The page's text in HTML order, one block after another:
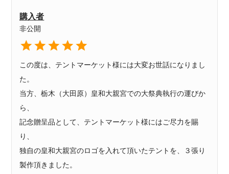
購入者
非公開
この度は、テントマーケット様には大変お世話になりまし
た。
当方、栃木（大田原）皇和大親宮での大祭典執行の運びか
ら、
記念贈呈品として、テントマーケット様にはご尽力を賜
り、
独自の皇和大親宮のロゴを入れて頂いたテントを、３張り
製作頂きました。